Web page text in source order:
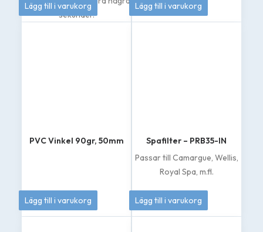
sekunder.
Lägg till i varukorg Lägg till i varukorg
PVC Vinkel 90gr, 50mm
70kr
Lägg till i varukorg
Spafilter – PRB35-IN
Passar till Camargue, Wellis,
Royal Spa, m.fl.
439kr
Lägg till i varukorg